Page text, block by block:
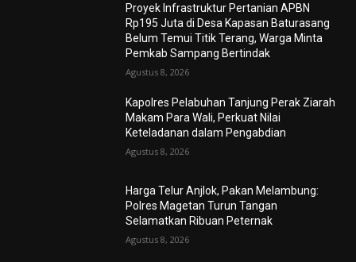
Proyek Infrastruktur Pertanian APBN
Rp195 Juta di Desa Kapasan Baturasang
Belum Temui Titik Terang, Warga Minta
Pemkab Sampang Bertindak
Agustus 8, 2026
Kapolres Pelabuhan Tanjung Perak Ziarah
Makam Para Wali, Perkuat Nilai
Keteladanan dalam Pengabdian
Agustus 8, 2026
Harga Telur Anjlok, Pakan Melambung:
Polres Magetan Turun Tangan
Selamatkan Ribuan Peternak
Agustus 8, 2026